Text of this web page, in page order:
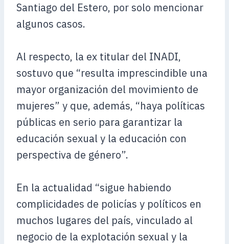
Santiago del Estero, por solo mencionar
algunos casos.
Al respecto, la ex titular del INADI,
sostuvo que “resulta imprescindible una
mayor organización del movimiento de
mujeres” y que, además, “haya políticas
públicas en serio para garantizar la
educación sexual y la educación con
perspectiva de género”.
En la actualidad “sigue habiendo
complicidades de policías y políticos en
muchos lugares del país, vinculado al
negocio de la explotación sexual y la